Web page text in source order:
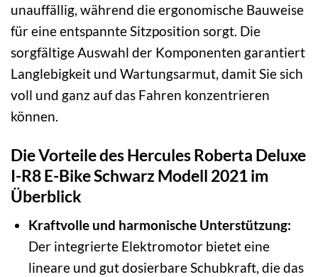
unauffällig, während die ergonomische Bauweise
für eine entspannte Sitzposition sorgt. Die
sorgfältige Auswahl der Komponenten garantiert
Langlebigkeit und Wartungsarmut, damit Sie sich
voll und ganz auf das Fahren konzentrieren
können.
Die Vorteile des Hercules Roberta Deluxe
I-R8 E-Bike Schwarz Modell 2021 im
Überblick
Kraftvolle und harmonische Unterstützung:
Der integrierte Elektromotor bietet eine
lineare und gut dosierbare Schubkraft, die das